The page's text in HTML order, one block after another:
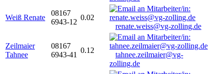
Weiß Renate
08167
6943-12
0.02
renate.weiss@vg-zolling.de
Zeilmaier
Tahnee
08167
6943-41
0.12
tahnee.zeilmaier@vg-
zolling.de